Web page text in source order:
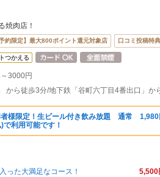
焼肉店！
予約限定】最大800ポイント還元対象店 口コミ投稿特
つかえる
3000円
者様限定！生ビール付き飲み放題 通常
で利用可能です！
5,500
った大満足なコース！